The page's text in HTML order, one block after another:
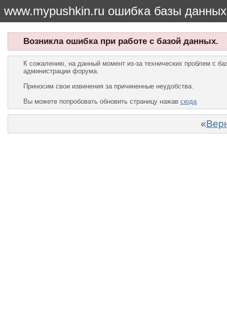
www.mypushkin.ru ошибка базы данных
Возникла ошибка при работе с базой данных.
К сожалению, на данный момент из-за технических проблем с
администрации форума.
Приносим свои извинения за причиненные неудобства.
Вы можете попробовать обновить страницу нажав сюда
«